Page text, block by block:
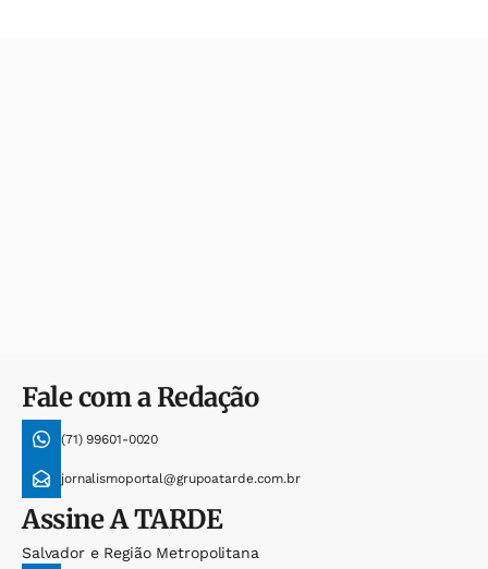
Fale com a Redação
(71) 99601-0020
jornalismoportal@grupoatarde.com.br
AssineA TARDE
Salvador e Região Metropolitana